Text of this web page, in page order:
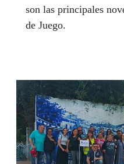
son las principales
de Juego.